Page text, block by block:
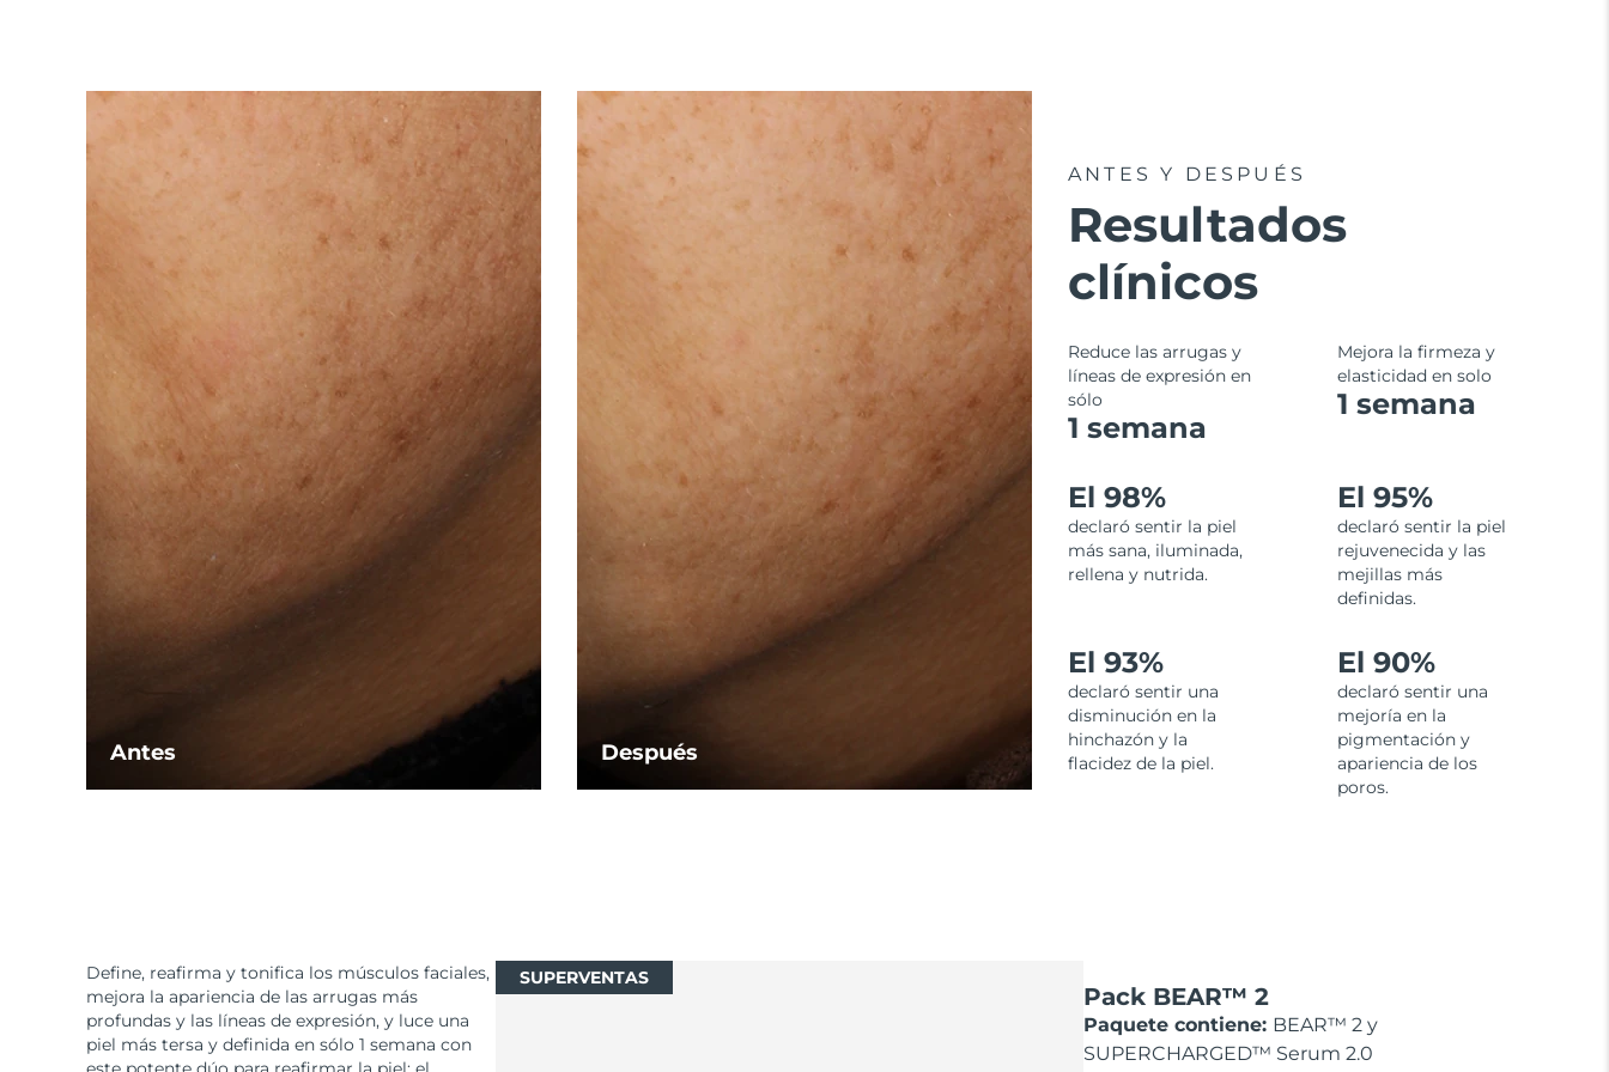
Antes Después
ANTES Y DESPUÉS
Resultados
clínicos
Reduce las arrugas y
líneas de expresión en
sólo
1 semana
Mejora la firmeza y
elasticidad en solo
1 semana
El 98%
declaró sentir la piel
más sana, iluminada,
rellena y nutrida.
El 95%
declaró sentir la piel
rejuvenecida y las
mejillas más
definidas.
El 93%
declaró sentir una
disminución en la
hinchazón y la
flacidez de la piel.
El 90%
declaró sentir una
mejoría en la
pigmentación y
apariencia de los
poros.
SUPERVENTAS
Pack BEAR™ 2
Paquete contiene: BEAR™ 2 y
SUPERCHARGED™ Serum 2.0
Define, reafirma y tonifica los músculos faciales,
mejora la apariencia de las arrugas más
profundas y las líneas de expresión, y luce una
piel más tersa y definida en sólo 1 semana con